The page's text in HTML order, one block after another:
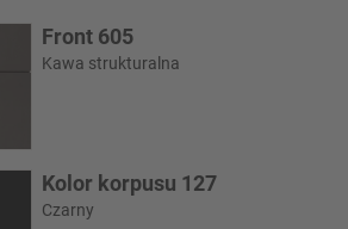
na niezbędnych rzeczach.
Front 605
Kawa strukturalna
Kolor korpusu 127
Czarny